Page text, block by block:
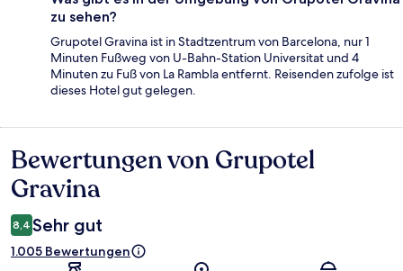
zu sehen?
Grupotel Gravina ist in Stadtzentrum von Barcelona, nur 1
Minuten Fußweg von U-Bahn-Station Universitat und 4
Minuten zu Fuß von La Rambla entfernt. Reisenden zufolge ist
dieses Hotel gut gelegen.
Bewertungen
Bewertungen von Grupotel
Gravina
8,4 Sehr gut
1.005 Bewertungen